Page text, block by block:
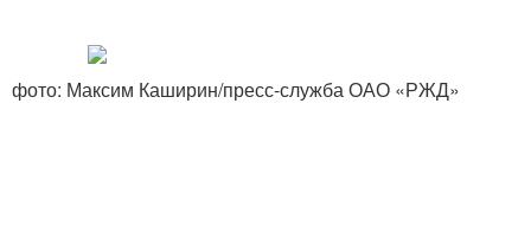
фото: Максим Каширин/пресс-служба ОАО «РЖД»